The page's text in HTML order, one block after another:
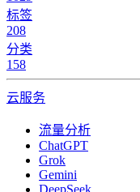
标签
208
分类
158
云服务
流量分析
ChatGPT
Grok
Gemini
DeepSeek